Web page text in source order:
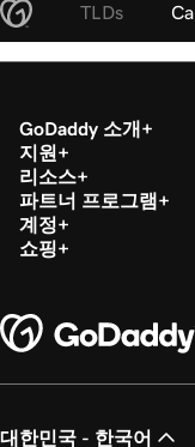
TLDs
GoDaddy 소개
지원
리소스
파트너 프로그램
계정
쇼핑
대한민국 - 한국어